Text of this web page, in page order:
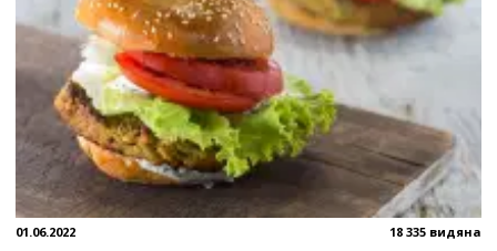
01.06.2022 18 335 видяна